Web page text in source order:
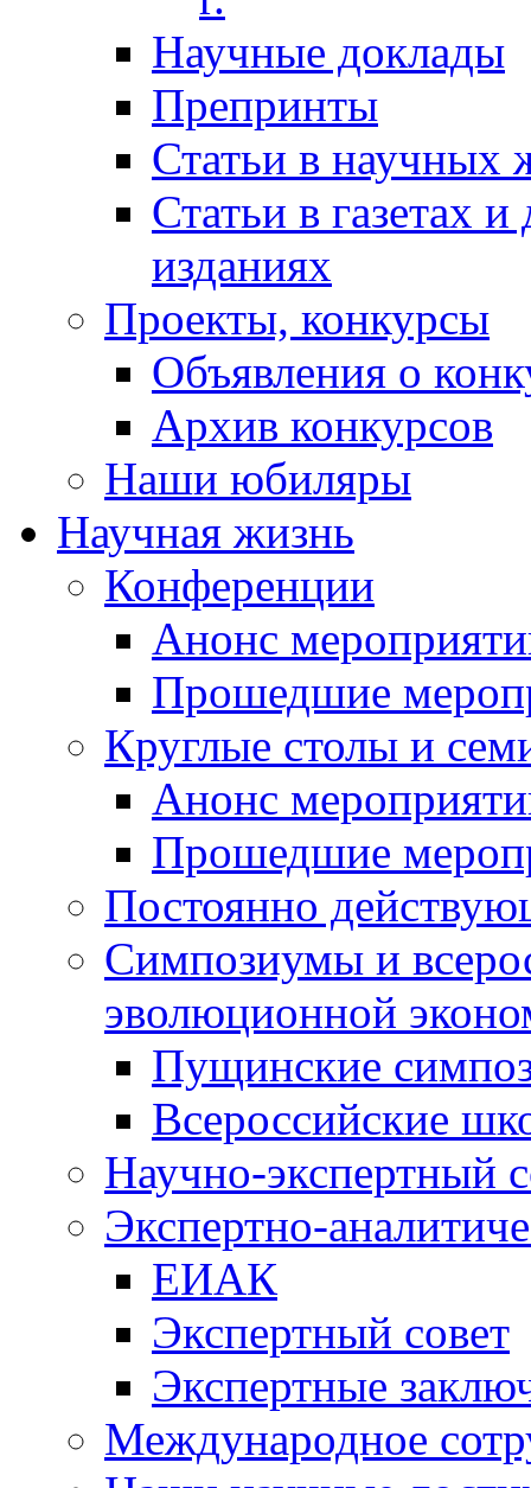
Научные доклады
Препринты
Статьи в научных
Статьи в газетах
изданиях
Проекты, конкурсы
Объявления о
Архив конкурсов
Наши юбиляры
Научная жизнь
Конференции
Анонс
Прошедшие
Круглые столы и
Анонс
Прошедшие
Постоянно
Симпозиумы и
эволюционной
Пущинские
Всероссийские
Научно-экспертный
Экспертно-
ЕИАК
Экспертный совет
Экспертные
Международное